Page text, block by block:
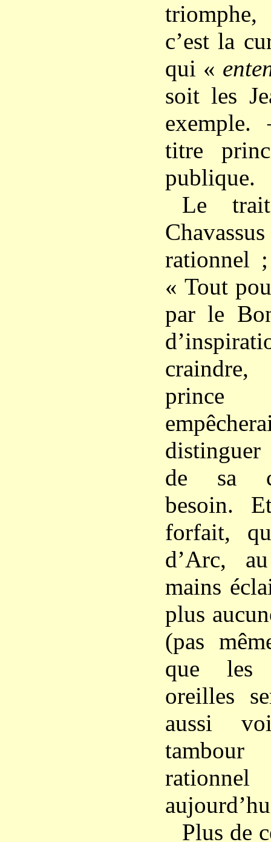
c’est la
qui «
soit les
titre
publique.
Le
rationnel
« Tout
par le
de sa
besoin.
forfait,
d’Arc,
mains
plus
(pas
que les
oreilles
aussi
Plus de